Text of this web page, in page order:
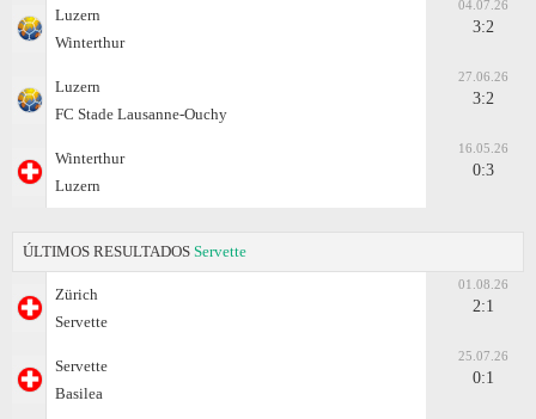
Luzern
Winterthur
04.07.26
3:2
Luzern
FC Stade Lausanne-Ouchy
27.06.26
3:2
Winterthur
Luzern
16.05.26
0:3
ÚLTIMOS RESULTADOS Servette
Zürich
Servette
01.08.26
2:1
Servette
Basilea
25.07.26
0:1